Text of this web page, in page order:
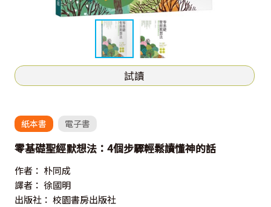
試讀
紙本書 電子書
零基礎聖經默想法：4個步驟輕鬆讀懂神的話
作者： 朴同成
譯者： 徐國明
出版社： 校園書房出版社